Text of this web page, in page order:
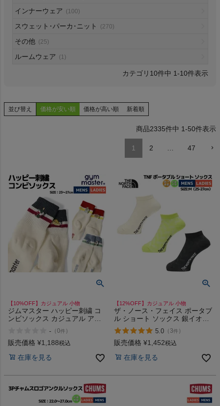
HOKA
スポーツシューズ
もっと見る
ヨガ
キャンプ・フェス
旅行
ビジネス
もっと見る
インナーウェア (100)
スウェット･パーカ･ニット (270)
その他 (25)
ルームウェア (1)
10件中 1-10件表示
並び替え 価格が安い順 価格が高い順 新着順
2335件中 1-50件表示
1 2 … 47
【10%OFF】カジュアル 小物
ジムマスター ハッピー刺繍 コ
ンビソックス カジュアル アウ
ドル丈 gym master
- （0件 ）
販売価格 ¥1,188税込
在庫を見る
【12%OFF】カジュアル 小物
ザ・ノース・フェイス ポータブ
ル ショート ソックス 銀イオン
抗菌防臭 靴下 ショート丈 ドラ
イ アウトドア コンパクト THE
NORTH FACE TNF
5.0 （ 3件 ）
販売価格 ¥1,452税込
在庫を見る